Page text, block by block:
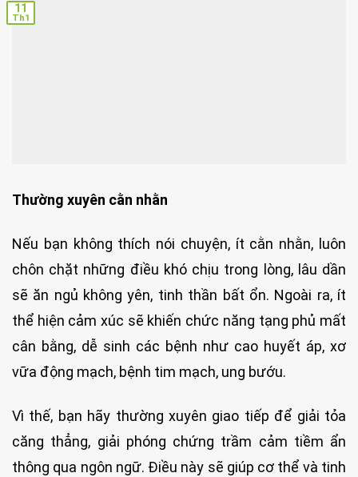
11
Th1
Thường xuyên cằn nhằn
Nếu bạn không thích nói chuyện, ít cằn nhằn, luôn
chôn chặt những điều khó chịu trong lòng, lâu dần
sẽ ăn ngủ không yên, tinh thần bất ổn. Ngoài ra, ít
thể hiện cảm xúc sẽ khiến chức năng tạng phủ mất
cân bằng, dễ sinh các bệnh như cao huyết áp, xơ
vữa động mạch, bệnh tim mạch, ung bướu.
Vì thế, bạn hãy thường xuyên giao tiếp để giải tỏa
căng thẳng, giải phóng chứng trầm cảm tiềm ẩn
thông qua ngôn ngữ. Điều này sẽ giúp cơ thể và tinh